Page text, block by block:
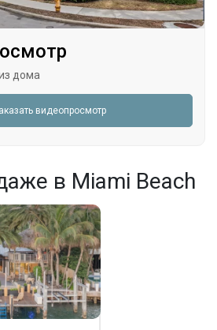
дома
видеопросмотр
в Miami Beach